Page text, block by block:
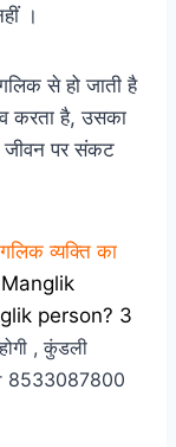
।
से हो जाती है
करता है, उसका
जीवन पर संकट
व्यक्ति का
person? 3
, कुंडली
8533087800